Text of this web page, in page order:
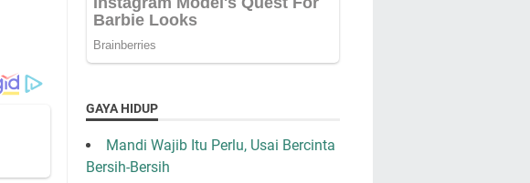
GAYA HIDUP
Mandi Wajib Itu Perlu, Usai Bercinta
Bersih-Bersih